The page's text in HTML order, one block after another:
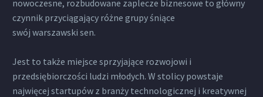
nowoczesne, rozbudowane zaplecze biznesowe to główny
czynnik przyciągający różne grupy śniące
swój warszawski sen.
Jest to także miejsce sprzyjające rozwojowi i
przedsiębiorczości ludzi młodych. W stolicy powstaje
najwięcej startupów z branży technologicznej i kreatywnej